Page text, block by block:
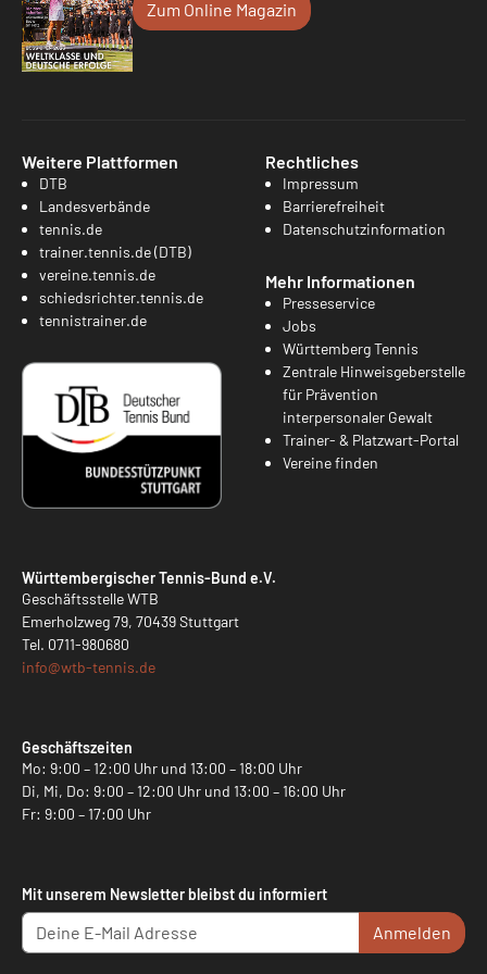
Zum Online Magazin
Weitere Plattformen
DTB
Landesverbände
tennis.de
trainer.tennis.de (DTB)
vereine.tennis.de
schiedsrichter.tennis.de
tennistrainer.de
Rechtliches
Impressum
Barrierefreiheit
Datenschutzinformation
Mehr Informationen
Presseservice
Jobs
Württemberg Tennis
Zentrale Hinweisgeberstelle
für Prävention
interpersonaler Gewalt
Trainer- & Platzwart-Portal
Vereine finden
Württembergischer Tennis-Bund e.V.
Geschäftsstelle WTB
Emerholzweg 79, 70439 Stuttgart
Tel. 0711-980680
info@wtb-tennis.de
Geschäftszeiten
Mo: 9:00 – 12:00 Uhr und 13:00 – 18:00 Uhr
Di, Mi, Do: 9:00 – 12:00 Uhr und 13:00 – 16:00 Uhr
Fr: 9:00 – 17:00 Uhr
Mit unserem Newsletter bleibst du informiert
Anmelden